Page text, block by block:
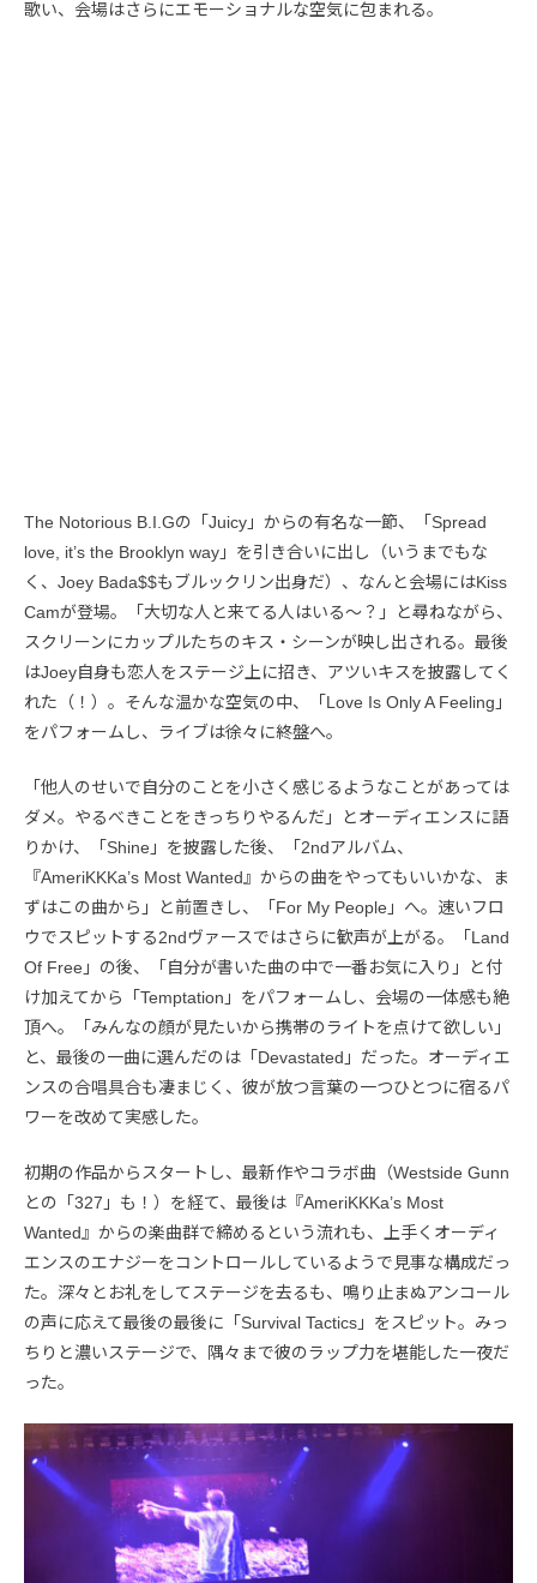
歌い、会場はさらにエモーショナルな空気に包まれる。
The Notorious B.I.Gの「Juicy」からの有名な一節、「Spread
love, it’s the Brooklyn way」を引き合いに出し（いうまでもな
く、Joey Bada$$もブルックリン出身だ）、なんと会場にはKiss
Camが登場。「大切な人と来てる人はいる〜？」と尋ねながら、
スクリーンにカップルたちのキス・シーンが映し出される。最後
はJoey自身も恋人をステージ上に招き、アツいキスを披露してく
れた（！）。そんな温かな空気の中、「Love Is Only A Feeling」
をパフォームし、ライブは徐々に終盤へ。
「他人のせいで自分のことを小さく感じるようなことがあっては
ダメ。やるべきことをきっちりやるんだ」とオーディエンスに語
りかけ、「Shine」を披露した後、「2ndアルバム、
『AmeriKKKa’s Most Wanted』からの曲をやってもいいかな、ま
ずはこの曲から」と前置きし、「For My People」へ。速いフロ
ウでスピットする2ndヴァースではさらに歓声が上がる。「Land
Of Free」の後、「自分が書いた曲の中で一番お気に入り」と付
け加えてから「Temptation」をパフォームし、会場の一体感も絶
頂へ。「みんなの顔が見たいから携帯のライトを点けて欲しい」
と、最後の一曲に選んだのは「Devastated」だった。オーディエ
ンスの合唱具合も凄まじく、彼が放つ言葉の一つひとつに宿るパ
ワーを改めて実感した。
初期の作品からスタートし、最新作やコラボ曲（Westside Gunn
との「327」も！）を経て、最後は『AmeriKKKa’s Most
Wanted』からの楽曲群で締めるという流れも、上手くオーディ
エンスのエナジーをコントロールしているようで見事な構成だっ
た。深々とお礼をしてステージを去るも、鳴り止まぬアンコール
の声に応えて最後の最後に「Survival Tactics」をスピット。みっ
ちりと濃いステージで、隅々まで彼のラップ力を堪能した一夜だ
った。